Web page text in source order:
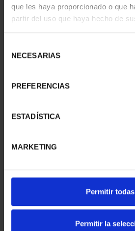
que les haya proporcionado o que
partir del uso que haya hecho de
NECESARIAS
PREFERENCIAS
ESTADÍSTICA
MARKETING
Permitir todas
Permitir la
250 ANIV. EEUU - B. DE